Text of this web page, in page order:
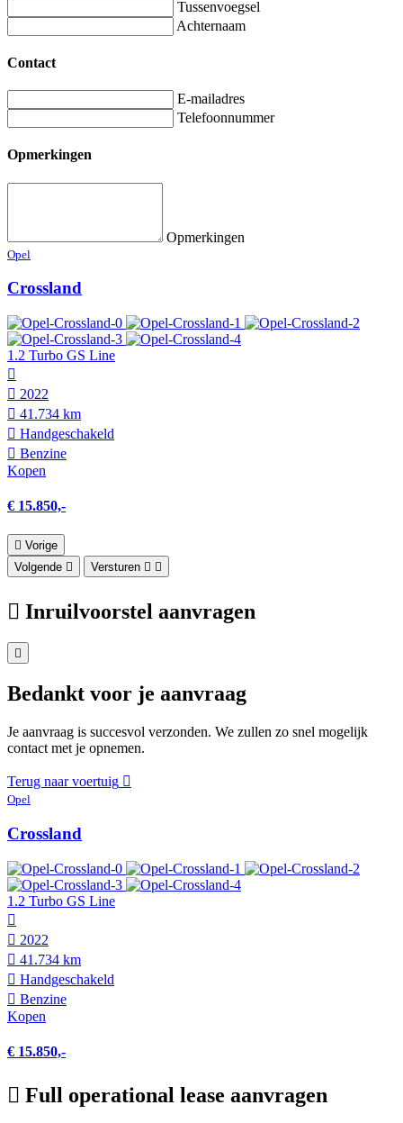
Tussenvoegsel
Achternaam
Contact
E-mailadres
Telefoonnummer
Opmerkingen
Opmerkingen
Opel
Crossland
1.2 Turbo GS Line
2022
41.734 km
Hand­geschakeld
Benzine
Kopen
€ 15.850,-
Vorige
Volgende
Versturen
Inruilvoorstel aanvragen
Bedankt voor je aanvraag
Je aanvraag is succesvol verzonden. We zullen zo snel mogelijk
contact met je opnemen.
Terug naar voertuig
Opel
Crossland
1.2 Turbo GS Line
2022
41.734 km
Hand­geschakeld
Benzine
Kopen
€ 15.850,-
Full operational lease aanvragen